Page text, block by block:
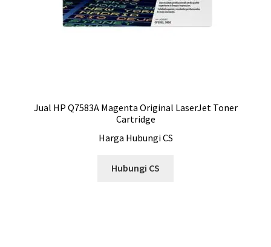
Jual HP Q7583A Magenta Original LaserJet Toner
Cartridge
Harga Hubungi CS
Hubungi CS